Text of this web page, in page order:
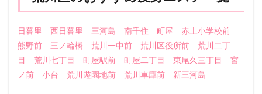
日暮里 西日暮里 三河島 南千住 町屋
赤土小学校前
熊野前
三ノ輪橋 荒川一中前 荒川区役所前
荒川二丁
目
荒川七丁目 町屋駅前 町屋二丁目 東尾久三丁目
宮
ノ前
小台 荒川遊園地前 荒川車庫前 新三河島